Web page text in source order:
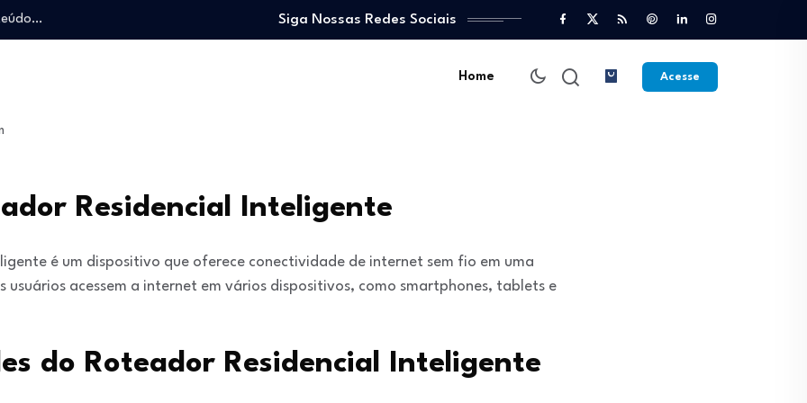
trabalhando…
e viver…
Siga Nossas Redes Sociais
Home Acesse
Residencial Inteligente
é um dispositivo que oferece conectividade de internet sem fio em uma
usuários acessem a internet em vários dispositivos, como smartphones, tablets e
do Roteador Residencial Inteligente